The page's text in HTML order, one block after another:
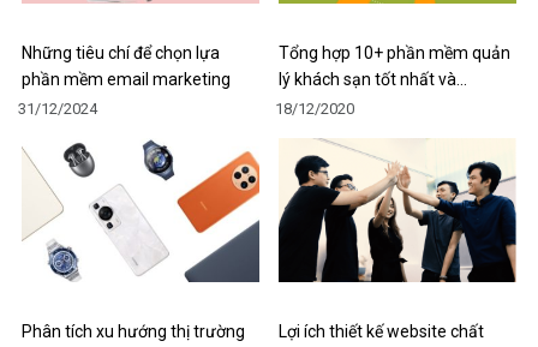
Những tiêu chí để chọn lựa
phần mềm email marketing
31/12/2024
Tổng hợp 10+ phần mềm quản
lý khách sạn tốt nhất và…
18/12/2020
Phân tích xu hướng thị trường
Lợi ích thiết kế website chất